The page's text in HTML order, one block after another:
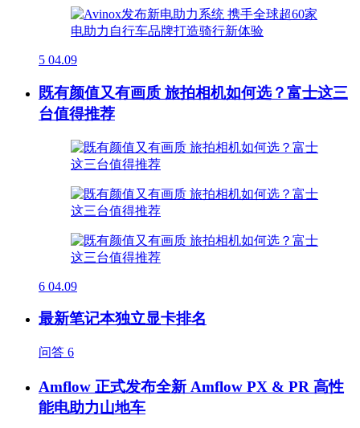
5 04.09
既有颜值又有画质 旅拍相机如何选？富士这三
台值得推荐
6 04.09
最新笔记本独立显卡排名
问答 6
Amflow 正式发布全新 Amflow PX & PR 高性
能电助力山地车